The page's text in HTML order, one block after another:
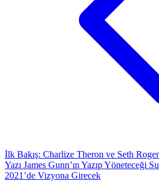
İlk Bakış: Charlize Theron ve Seth
Yazı James Gunn’ın Yazıp Yöneteceği
2021’de Vizyona Girecek